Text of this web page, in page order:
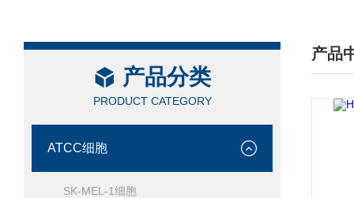
产品分类
PRODUCT CATEGORY
ATCC细胞
SK-MEL-1细胞
产品
/